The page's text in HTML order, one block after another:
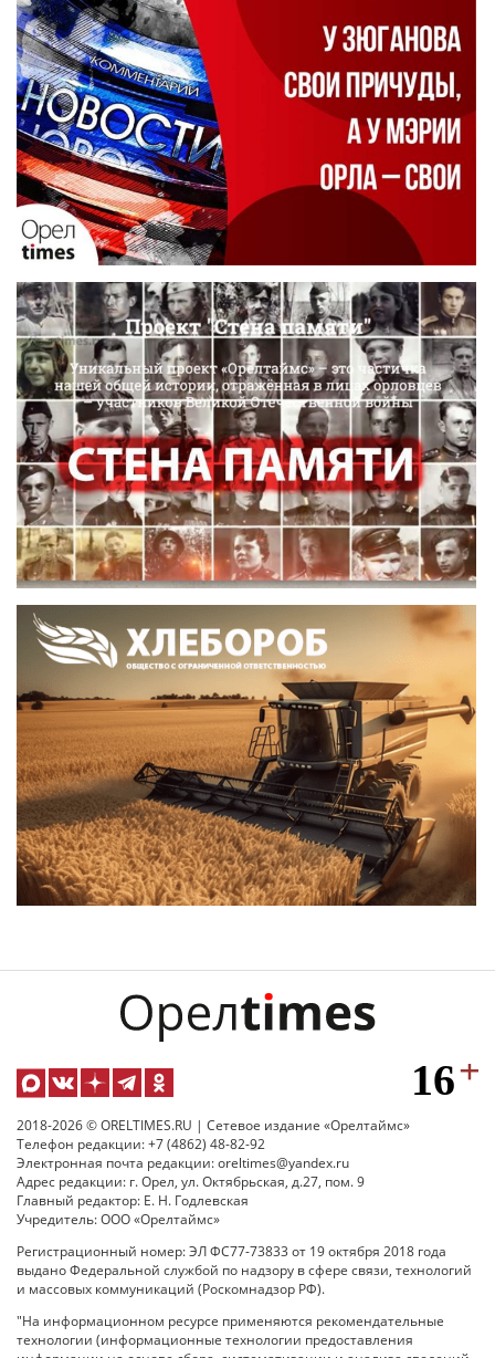
2018-2026 © ORELTIMES.RU | Сетевое издание «Орелтаймс»
Телефон редакции: +7 (4862) 48-82-92
Электронная почта редакции: oreltimes@yandex.ru
Адрес редакции: г. Орел, ул. Октябрьская, д.27, пом. 9
Главный редактор: Е. Н. Годлевская
Учредитель: ООО «Орелтаймс»
Регистрационный номер: ЭЛ ФС77-73833 от 19 октября 2018 года
выдано Федеральной службой по надзору в сфере связи, технологий
и массовых коммуникаций (Роскомнадзор РФ).
"На информационном ресурсе применяются рекомендательные
технологии (информационные технологии предоставления